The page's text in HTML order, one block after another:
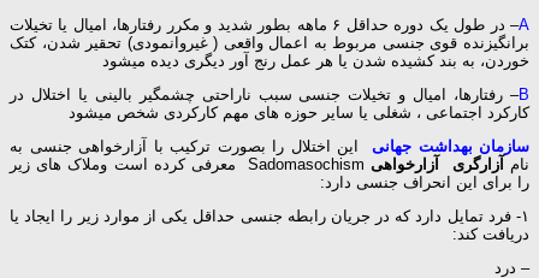
A
– در طول یک دوره حداقل ۶ ماهه بطور شدید و مکرر رفتارها، امیال یا تخیلات
برانگیزنده قوی جنسی مربوط به اعمال واقعی ( غیروانمودی) تحقیر شدن، کتک
خوردن، به بند کشیده شدن یا هر عمل رنج آور دیگری دیده میشود
B– رفتارها، امیال و تخیلات جنسی سبب ناراحتی چشمگیر بالینی یا اختلال در
کارکرد اجتماعی ، شغلی یا سایر حوزه های مهم کارکردی شخص میشود
سازمان بهداشت جهانی این اختلال را بصورت ترکیب با آزارخواهی جنسی به
نام
آزارگری آزارخواهی
Sadomasochism معرفی کرده است وملاک های زیر
را برای این انحراف جنسی دارد:
۱- فرد تمایل دارد که در جریان رابطه جنسی حداقل یکی از موارد زیر را ایجاد یا
دریافت کند:
– درد